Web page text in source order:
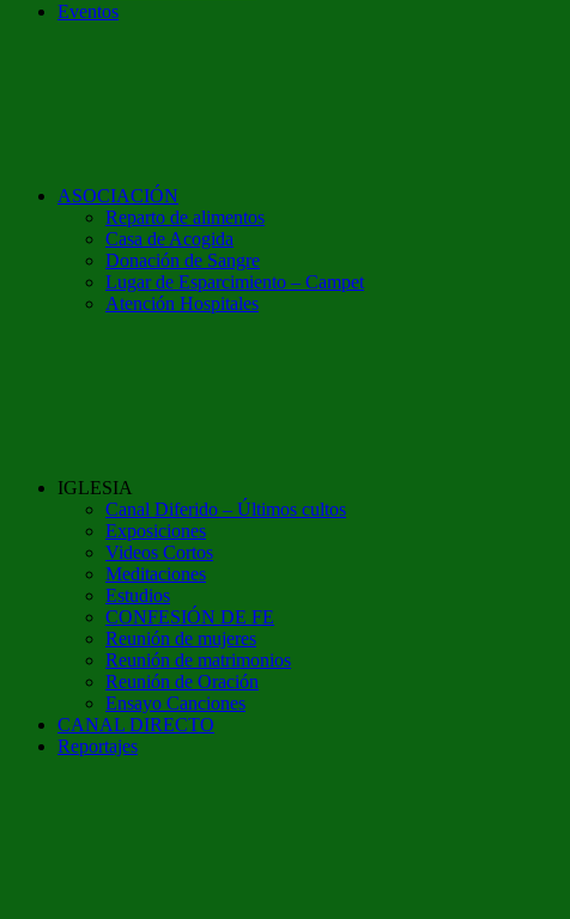
Eventos
ASOCIACIÓN
Reparto de alimentos
Casa de Acogida
Donación de Sangre
Lugar de Esparcimiento – Campet
Atención Hospitales
IGLESIA
Canal Diferido – Últimos cultos
Exposiciones
Videos Cortos
Meditaciones
Estudios
CONFESIÓN DE FE
Reunión de mujeres
Reunión de matrimonios
Reunión de Oración
Ensayo Canciones
CANAL DIRECTO
Reportajes